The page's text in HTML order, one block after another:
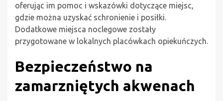
oferując im pomoc i wskazówki dotyczące miejsc,
gdzie można uzyskać schronienie i posiłki.
Dodatkowe miejsca noclegowe zostały
przygotowane w lokalnych placówkach opiekuńczych.
Bezpieczeństwo na
zamarzniętych akwenach